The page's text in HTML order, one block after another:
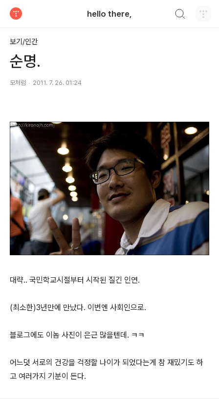
hello there,
보기/인간
순명.
모처럼 2011. 7. 26. 01:24
대략.. 국민학교시절부터 시작된 질긴 인연.
(최소한)3년만에 만났다. 이번엔 사회인으로.
블로그에도 이놈 사진이 은근 많을텐데. ㅋㅋ
어느덧 서로의 건강을 걱정할 나이가 되었다는게 참 재밌기도 하
고 여러가지 기분이 든다.